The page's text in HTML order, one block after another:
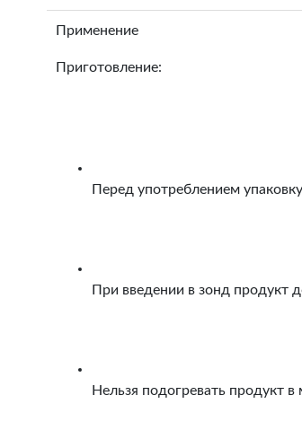
Применение
Приготовление:
Перед употреблением
При введении в зонд продукт
Нельзя подогревать продукт